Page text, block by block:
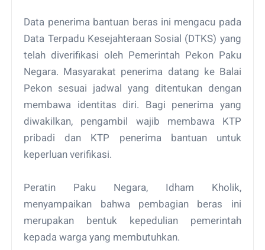
Data penerima bantuan beras ini mengacu pada
Data Terpadu Kesejahteraan Sosial (DTKS) yang
telah diverifikasi oleh Pemerintah Pekon Paku
Negara. Masyarakat penerima datang ke Balai
Pekon sesuai jadwal yang ditentukan dengan
membawa identitas diri. Bagi penerima yang
diwakilkan, pengambil wajib membawa KTP
pribadi dan KTP penerima bantuan untuk
keperluan verifikasi.
Peratin Paku Negara, Idham Kholik,
menyampaikan bahwa pembagian beras ini
merupakan bentuk kepedulian pemerintah
kepada warga yang membutuhkan.